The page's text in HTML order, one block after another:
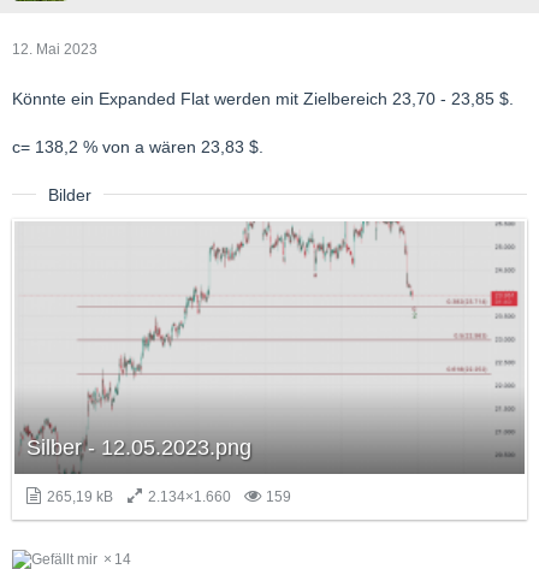
12. Mai 2023
Könnte ein Expanded Flat werden mit Zielbereich 23,70 - 23,85 $.
c= 138,2 % von a wären 23,83 $.
Bilder
Silber - 12.05.2023.png
265,19 kB 2.134×1.660 159
14